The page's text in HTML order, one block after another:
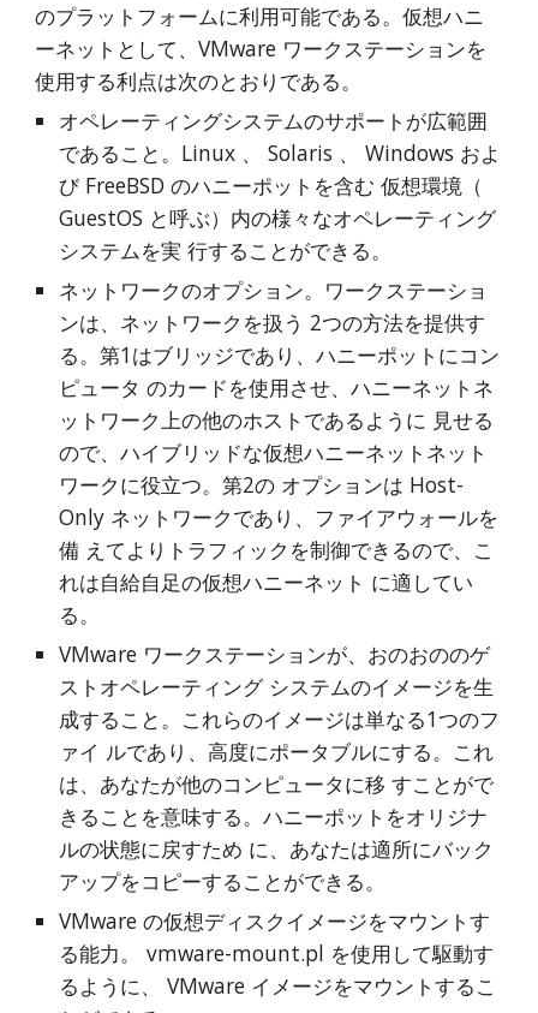
のプラットフォームに利用可能である。仮想ハニ
ーネットとして、VMware ワークステーションを
使用する利点は次のとおりである。
オペレーティングシステムのサポートが広範囲
であること。Linux 、 Solaris 、 Windows およ
び FreeBSD のハニーポットを含む 仮想環境（
GuestOS と呼ぶ）内の様々なオペレーティング
システムを実 行することができる。
ネットワークのオプション。ワークステーショ
ンは、ネットワークを扱う 2つの方法を提供す
る。第1はブリッジであり、ハニーポットにコン
ピュータ のカードを使用させ、ハニーネットネ
ットワーク上の他のホストであるように 見せる
ので、ハイブリッドな仮想ハニーネットネット
ワークに役立つ。第2の オプションは Host-
Only ネットワークであり、ファイアウォールを
備 えてよりトラフィックを制御できるので、こ
れは自給自足の仮想ハニーネット に適してい
る。
VMware ワークステーションが、おのおののゲ
ストオペレーティング システムのイメージを生
成すること。これらのイメージは単なる1つのフ
ァイ ルであり、高度にポータブルにする。これ
は、あなたが他のコンピュータに移 すことがで
きることを意味する。ハニーポットをオリジナ
ルの状態に戻すため に、あなたは適所にバック
アップをコピーすることができる。
VMware の仮想ディスクイメージをマウントす
る能力。 vmware-mount.pl を使用して駆動す
るように、 VMware イメージをマウントするこ